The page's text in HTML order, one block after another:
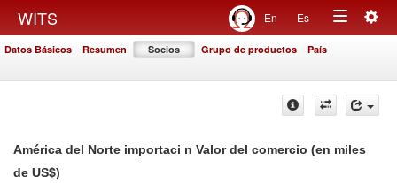
WITS En Es
Toggle
Datos Básicos Resumen Socios Grupo de productos País
América del Norte importaci n Valor del comercio (en miles
de US$)